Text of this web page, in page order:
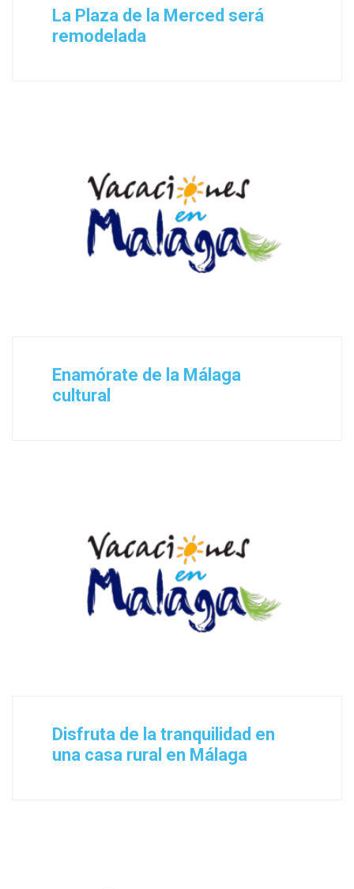
La Plaza de la Merced será
remodelada
Enamórate de la Málaga
cultural
Disfruta de la tranquilidad en
una casa rural en Málaga